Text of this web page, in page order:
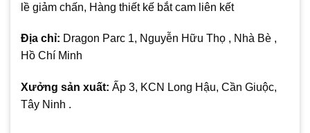
lề giảm chấn, Hàng thiết kế bắt cam liên kết
Địa chỉ: Dragon Parc 1, Nguyễn Hữu Thọ , Nhà Bè ,
Hồ Chí Minh
Xưởng sản xuất: Ấp 3, KCN Long Hậu, Cần Giuộc,
Tây Ninh .